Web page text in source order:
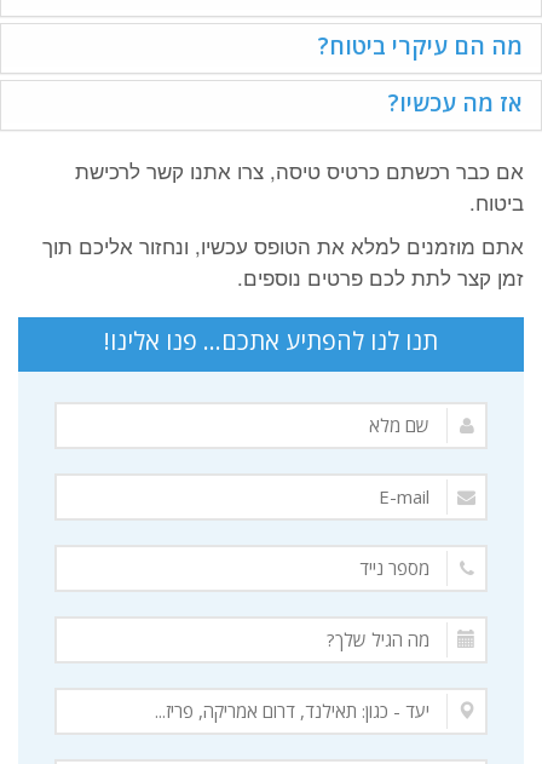
מה הם עיקרי ביטוח?
אז מה עכשיו?
אם כבר רכשתם כרטיס טיסה, צרו אתנו קשר לרכישת
ביטוח.
אתם מוזמנים למלא את הטופס עכשיו, ונחזור אליכם תוך
זמן קצר לתת לכם פרטים נוספים.
תנו לנו להפתיע אתכם... פנו אלינו!